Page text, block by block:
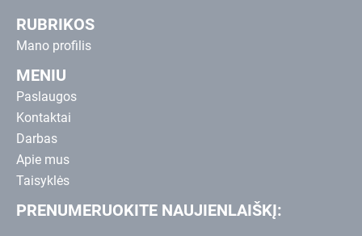
RUBRIKOS
Mano profilis
MENIU
Paslaugos
Kontaktai
Darbas
Apie mus
Taisyklės
PRENUMERUOKITE NAUJIENLAIŠKĮ: